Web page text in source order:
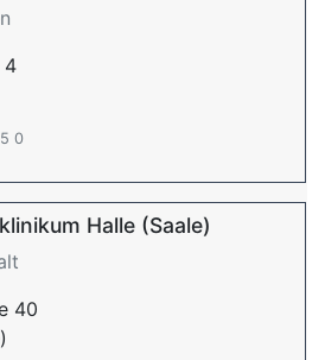
4
0
Halle (Saale)
40